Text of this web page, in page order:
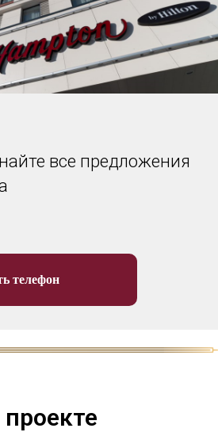
все предложения
телефон